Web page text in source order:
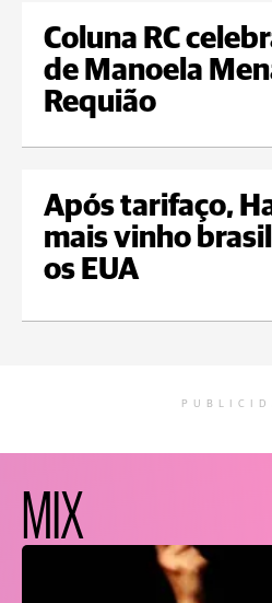
Coluna RC
de Manoela
Requião
Após tarifaço,
mais vinho
os EUA
MIX